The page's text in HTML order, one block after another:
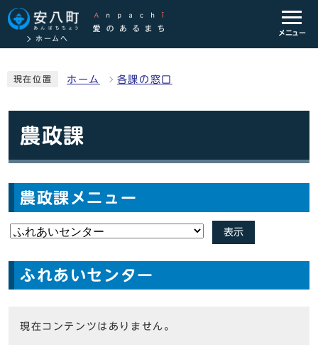
ホームへ
メニュー
現在位置 ホーム 各課の窓口
農政課
農政課メニュー
表示
ふれあいセンター
現在コンテンツはありません。